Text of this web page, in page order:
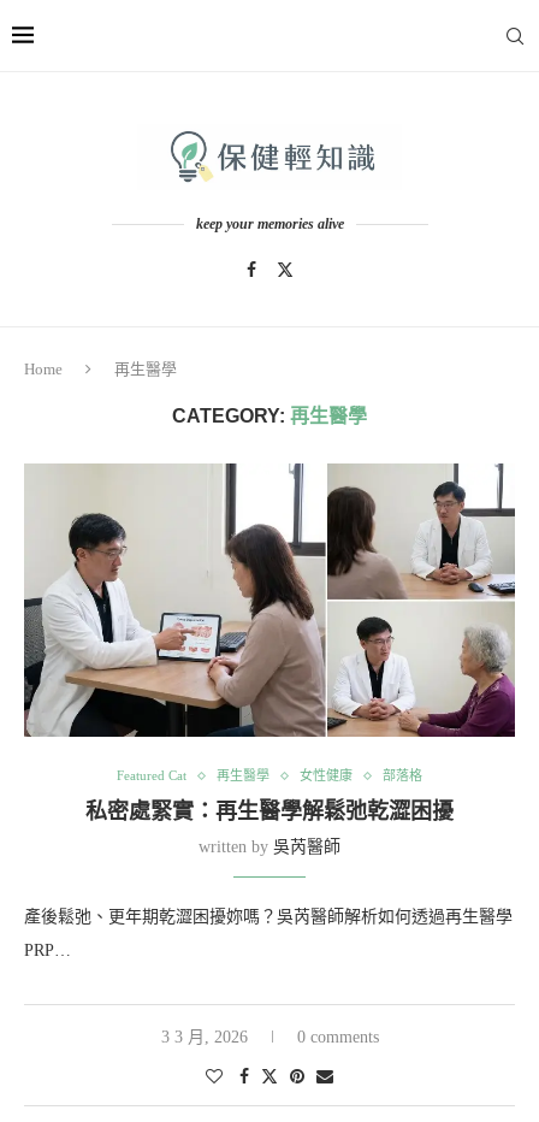
keep your memories alive
Home 再生醫學
CATEGORY: 再生醫學
Featured Cat 再生醫學 女性健康 部落格
私密處緊實：再生醫學解鬆弛乾澀困擾
written by 吳芮醫師
產後鬆弛、更年期乾澀困擾妳嗎？吳芮醫師解析如何透過再生醫學
PRP…
3 3 月, 2026 0 comments